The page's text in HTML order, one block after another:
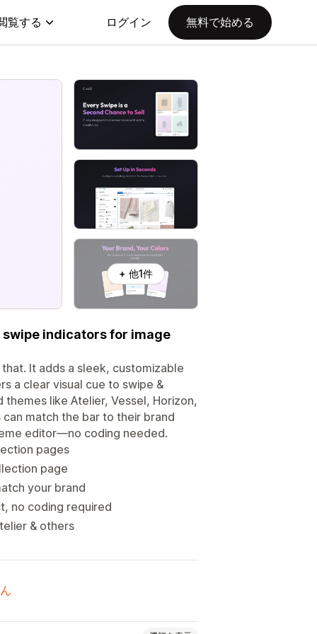
覧する ログイン 無料で始める
+ 他1件
indicators for image
It adds a sleek, customizable
a clear visual cue to swipe &
like Atelier, Vessel, Horizon,
match the bar to their brand
editor—no coding needed.
pages
page
your brand
no coding required
& others